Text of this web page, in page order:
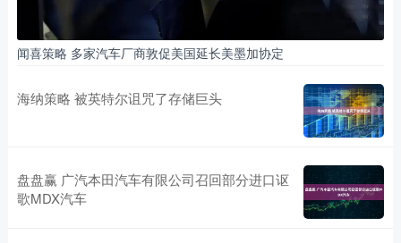
闻喜策略 多家汽车厂商敦促美国延长美墨加协定
海纳策略 被英特尔诅咒了存储巨头
盘盘赢 广汽本田汽车有限公司召回部分进口讴
歌MDX汽车